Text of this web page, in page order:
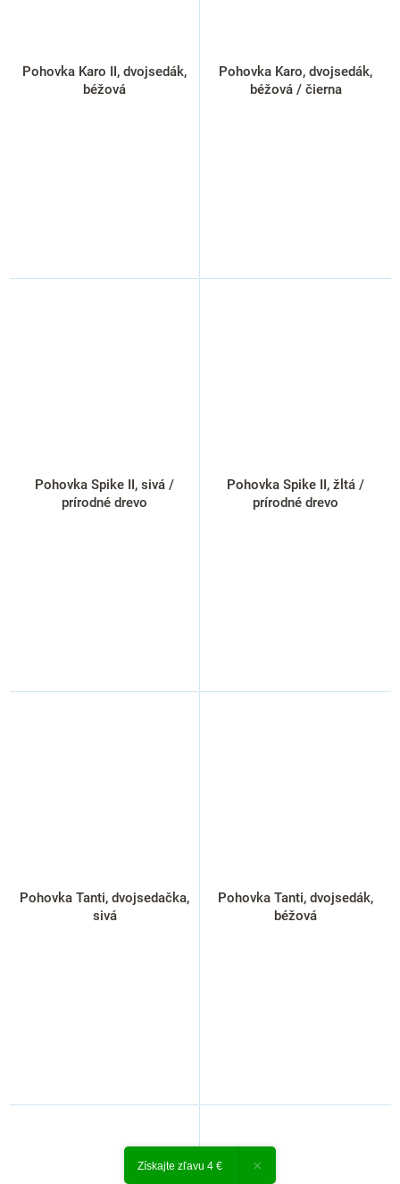
Pohovka Karo II, dvojsedák,
béžová
Pohovka Karo, dvojsedák,
béžová / čierna
Pohovka Spike II, sivá /
prírodné drevo
Pohovka Spike II, žltá /
prírodné drevo
Pohovka Tanti, dvojsedačka,
sivá
Pohovka Tanti, dvojsedák,
béžová
Získajte zľavu 4 € ×